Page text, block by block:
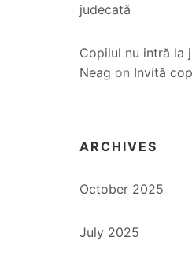
judecată
Copilul nu intră la
Neag on Invită
ARCHIVES
October 2025
July 2025